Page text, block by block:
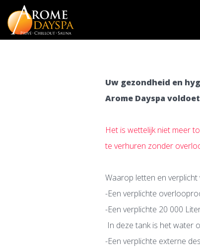
Uw gezondheid en
Arome Dayspa
Het is wettelijk niet meer
te verhuren zonder
Waarop letten en
-Een verplichte
-Een verplichte 20 000
In deze tank is het water
-Een verplichte externe